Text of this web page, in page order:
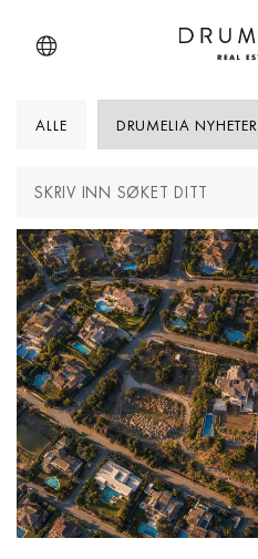
ALLE DRUMELIA NYHETER